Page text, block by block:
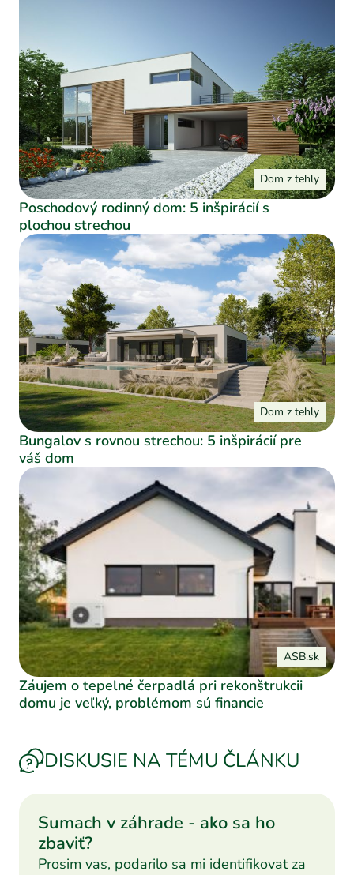
Dom z tehly
Poschodový rodinný dom: 5 inšpirácií s
plochou strechou
Dom z tehly
Bungalov s rovnou strechou: 5 inšpirácií pre
váš dom
ASB.sk
Záujem o tepelné čerpadlá pri rekonštrukcii
domu je veľký, problémom sú financie
DISKUSIE NA TÉMU ČLÁNKU
Sumach v záhrade - ako sa ho
zbaviť?
Prosim vas, podarilo sa mi identifikovat za